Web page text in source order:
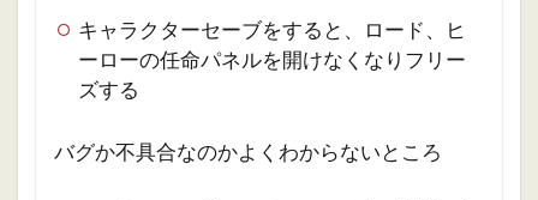
キャラクターセーブをすると、ロード、ヒ
ーローの任命パネルを開けなくなりフリー
ズする
バグか不具合なのかよくわからないところ